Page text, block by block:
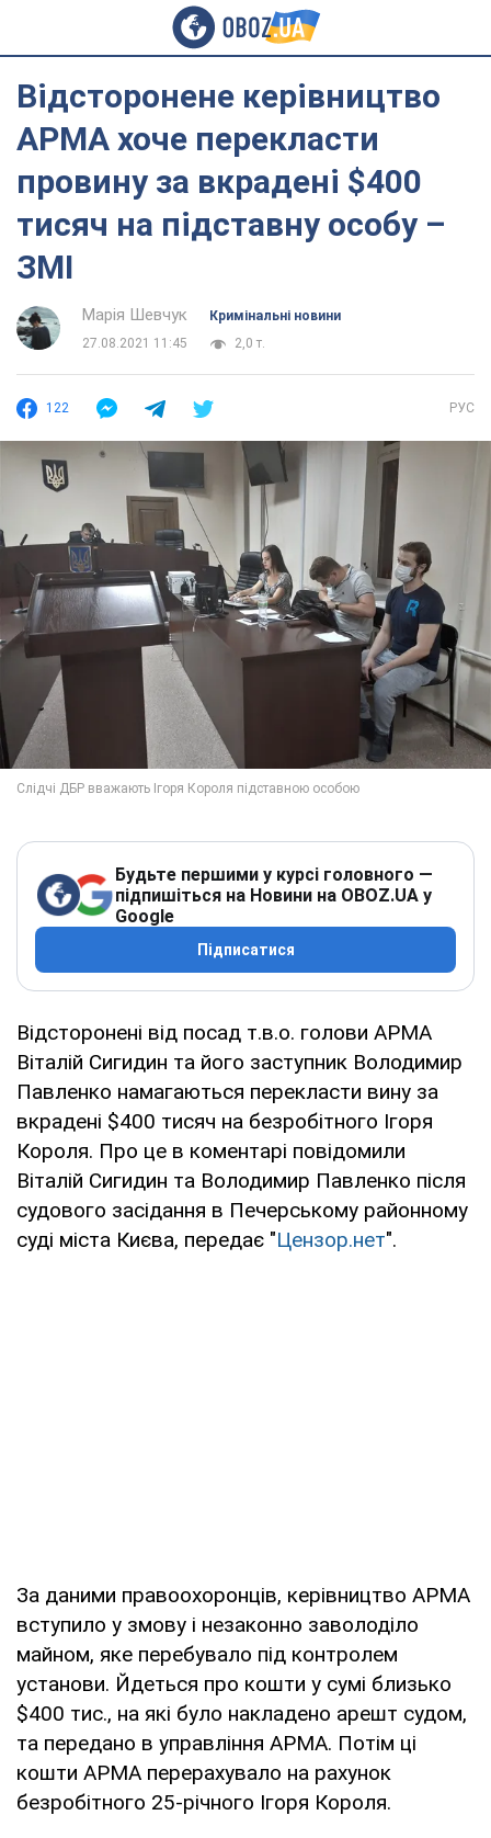
Відсторонене керівництво
АРМА хоче перекласти
провину за вкрадені $400
тисяч на підставну особу –
ЗМІ
Марія Шевчук
Кримінальні новини
27.08.2021 11:45
2,0 т.
122 РУС
Будьте першими у курсі головного —
підпишіться на Новини на OBOZ.UA у
Google
Підписатися
Відсторонені від посад т.в.о. голови АРМА
Віталій Сигидин та його заступник Володимир
Павленко намагаються перекласти вину за
вкрадені $400 тисяч на безробітного Ігоря
Короля. Про це в коментарі повідомили
Віталій Сигидин та Володимир Павленко після
судового засідання в Печерському районному
суді міста Києва, передає "Цензор.нет".
За даними правоохоронців, керівництво АРМА
вступило у змову і незаконно заволоділо
майном, яке перебувало під контролем
установи. Йдеться про кошти у сумі близько
$400 тис., на які було накладено арешт судом,
та передано в управління АРМА. Потім ці
кошти АРМА перерахувало на рахунок
безробітного 25-річного Ігоря Короля.